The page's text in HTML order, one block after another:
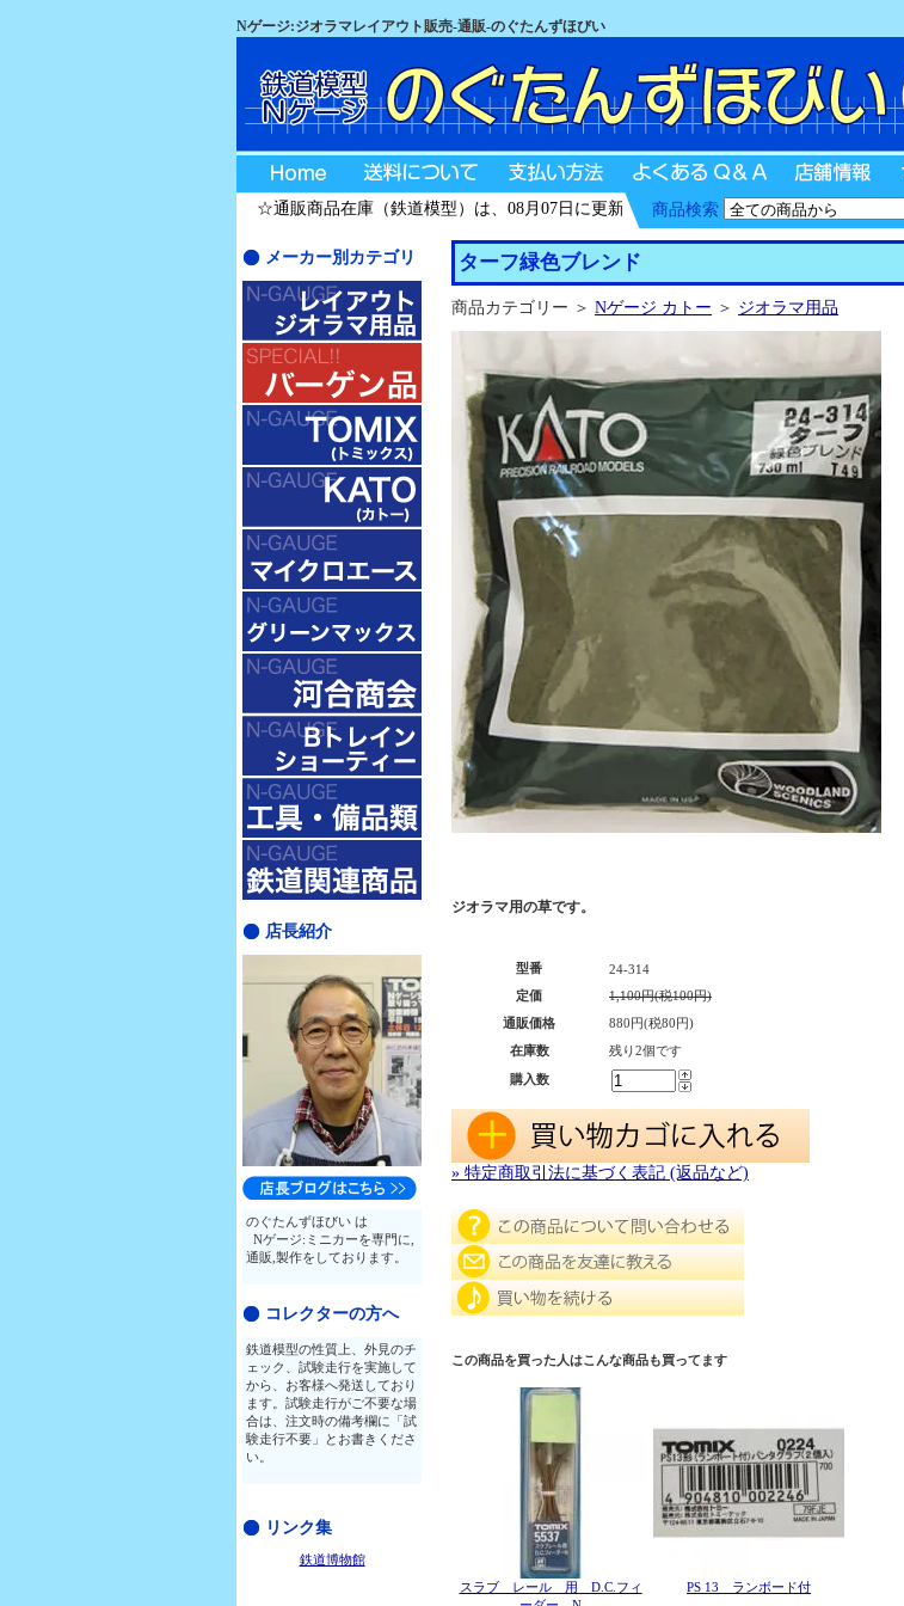
Nゲージ:ジオラマレイアウト販売-通販-のぐたんずほびい
☆通販商品在庫（鉄道模型）は、08月07日に更新 商品検索
ターフ緑色ブレンド
商品カテゴリー ＞ Nゲージ カトー ＞ ジオラマ用品
ジオラマ用の草です。
型番
24-314
定価
1,100円(税100円)
通販価格
880円(税80円)
在庫数
残り2個です
購入数
» 特定商取引法に基づく表記 (返品など)
この商品を買った人はこんな商品も買ってます
スラブ レール 用 D.C.フィ
PS 13 ランボード付
メーカー別カテゴリ
店長紹介
のぐたんずほびい は
Nゲージ:ミニカーを専門に,
通販,製作をしております。
コレクターの方へ
鉄道模型の性質上、外見のチ
ェック、試験走行を実施して
から、お客様へ発送しており
ます。試験走行がご不要な場
合は、注文時の備考欄に「試
験走行不要」とお書きくださ
い。
リンク集
鉄道博物館